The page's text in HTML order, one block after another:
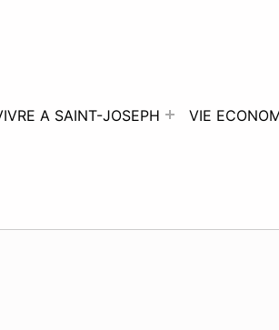
A SAINT-JOSEPH VIE